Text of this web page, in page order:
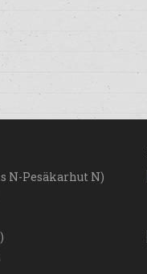
N-Pesäkarhut N)